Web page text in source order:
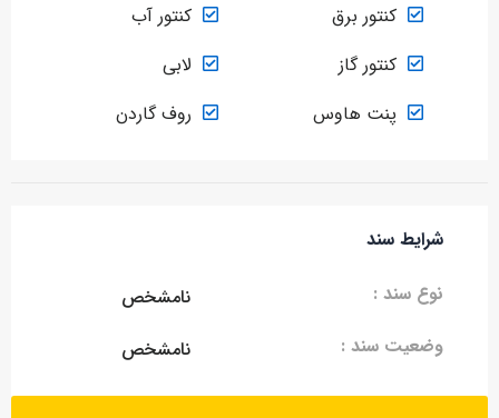
کنتور برق
کنتور آب
کنتور گاز
لابی
پنت هاوس
روف گاردن
شرایط سند
نوع سند :
نامشخص
وضعیت سند :
نامشخص